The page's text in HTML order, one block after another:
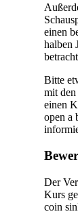
einen
halben
Bitte
mit
einen
open a
Der
Kurs
coin